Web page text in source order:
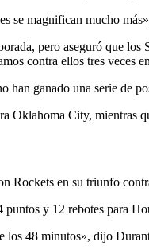
se magnifican mucho
pero aseguró que
contra ellos tres veces
ganado una serie de
Oklahoma City, mientras
Rockets en su triunfo
y 12 rebotes para
48 minutos», dijo